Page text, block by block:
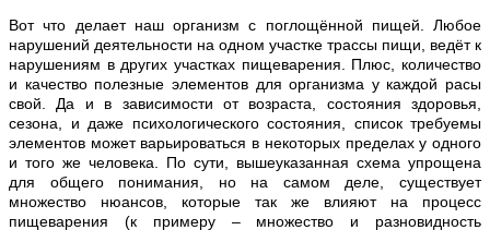
Вот что делает наш организм с поглощённой пищей. Любое
нарушений деятельности на одном участке трассы пищи, ведёт к
нарушениям в других участках пищеварения. Плюс, количество
и качество полезные элементов для организма у каждой расы
свой. Да и в зависимости от возраста, состояния здоровья,
сезона, и даже психологического состояния, список требуемы
элементов может варьироваться в некоторых пределах у одного
и того же человека. По сути, вышеуказанная схема упрощена
для общего понимания, но на самом деле, существует
множество нюансов, которые так же влияют на процесс
пищеварения (к примеру – множество и разновидность